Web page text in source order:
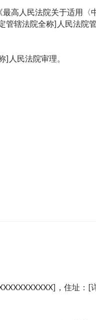
高人民法院关于适用〈
管辖法院全称]人民法院
人民法院审理。
，住址：[